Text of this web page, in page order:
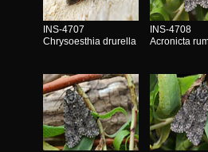
INS-4707
Chrysoesthia drurella
INS-4708
Acronicta